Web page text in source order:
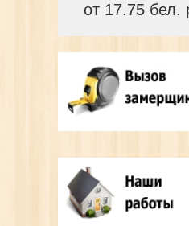
от 17.75 бел. руб.